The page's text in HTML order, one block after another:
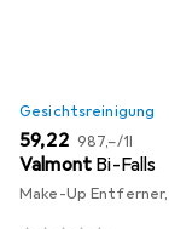
Gesichtsreinigung
EUR
59,22 EUR
987,–/1l
Valmont Bi-Falls
Make-Up